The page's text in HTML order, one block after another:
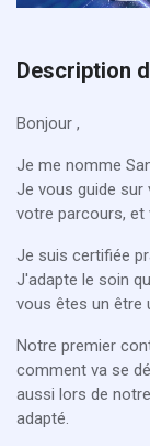
Description
Bonjour ,
Je me nomme
Je vous guide sur
votre parcours, et
Je suis certifiée
J'adapte le soin
vous êtes un être
Notre premier
comment va se
aussi lors de
adapté.